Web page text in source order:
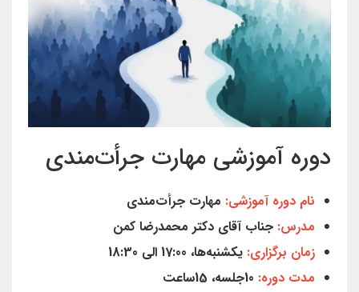
دوره آموزشی مهارت جرأت‌مندی
نام دوره آموزشی: مهارت جرأت‌مندی
مدرس: جناب آقای دکتر محمدرضا کمن
زمان برگزاری: یکشنبه‌ها، 17:00 الی 18:30
مدت دوره: